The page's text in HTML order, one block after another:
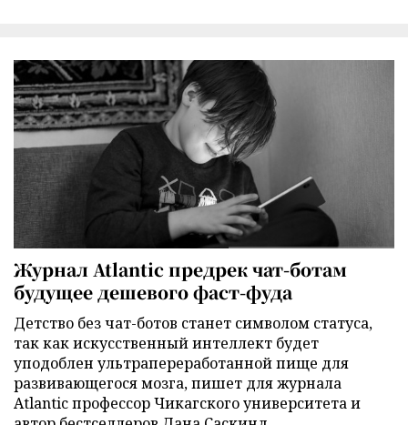
Журнал Atlantic предрек чат-ботам
будущее дешевого фаст-фуда
Детство без чат-ботов станет символом статуса,
так как искусственный интеллект будет
уподоблен ультрапереработанной пище для
развивающегося мозга, пишет для журнала
Atlantic профессор Чикагского университета и